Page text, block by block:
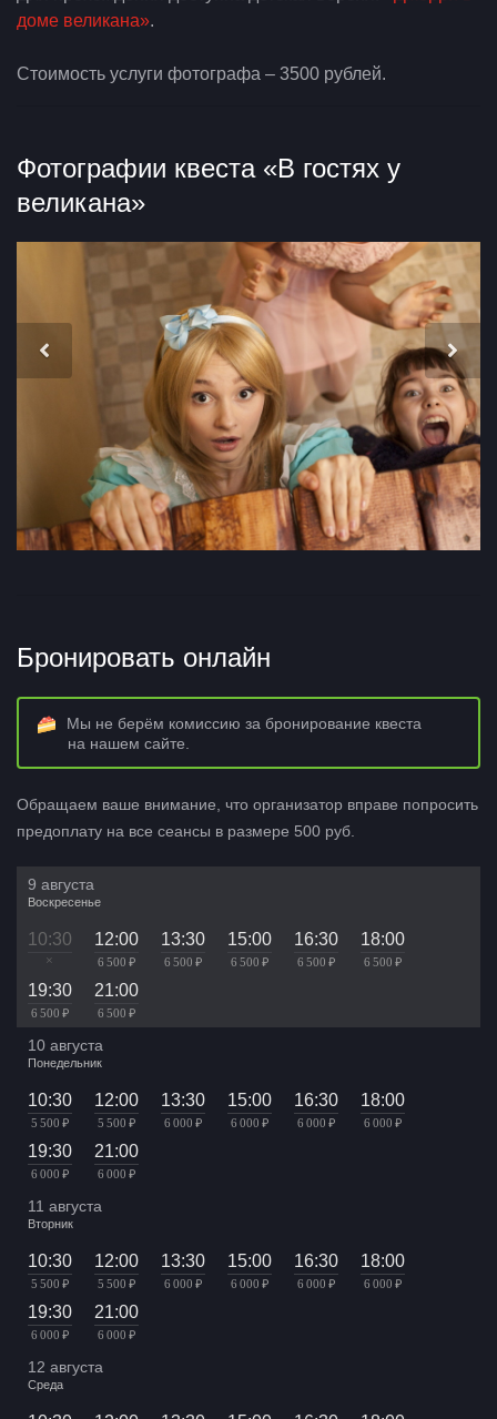
доме великана».
Стоимость услуги фотографа – 3500 рублей.
Фотографии квеста «В гостях у
великана»
Бронировать онлайн
Мы не берём комиссию за бронирование квеста
на нашем сайте.
Обращаем ваше внимание, что организатор вправе попросить
предоплату на все сеансы в размере 500 руб.
9 августа
Воскресенье
10:30
×
12:00
6 500 ₽
13:30
6 500 ₽
15:00
6 500 ₽
16:30
6 500 ₽
18:00
6 500 ₽
19:30
6 500 ₽
21:00
6 500 ₽
10 августа
Понедельник
10:30
5 500 ₽
12:00
5 500 ₽
13:30
6 000 ₽
15:00
6 000 ₽
16:30
6 000 ₽
18:00
6 000 ₽
19:30
6 000 ₽
21:00
6 000 ₽
11 августа
Вторник
10:30
5 500 ₽
12:00
5 500 ₽
13:30
6 000 ₽
15:00
6 000 ₽
16:30
6 000 ₽
18:00
6 000 ₽
19:30
6 000 ₽
21:00
6 000 ₽
12 августа
Среда